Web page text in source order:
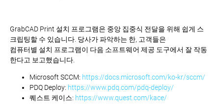
GrabCAD Print 설치 프로그램은 중앙 집중식 전달을 위해 쉽게 스
크립팅할 수 있습니다. 당사가 파악하는 한, 고객들은
컴퓨터별 설치 프로그램이 다음 소프트웨어 제공 도구에서 잘 작동
한다고 보고했습니다.
Microsoft SCCM: https://docs.microsoft.com/ko-kr/sccm/
PDQ Deploy: https://www.pdq.com/pdq-deploy/
퀘스트 케이스: https://www.quest.com/kace/